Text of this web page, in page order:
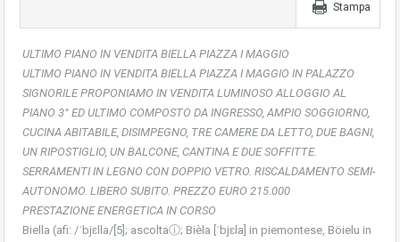
Stampa
ULTIMO PIANO IN VENDITA BIELLA PIAZZA I MAGGIO
ULTIMO PIANO IN VENDITA BIELLA PIAZZA I MAGGIO IN PALAZZO
SIGNORILE PROPONIAMO IN VENDITA LUMINOSO ALLOGGIO AL
PIANO 3° ED ULTIMO COMPOSTO DA INGRESSO, AMPIO SOGGIORNO,
CUCINA ABITABILE, DISIMPEGNO, TRE CAMERE DA LETTO, DUE BAGNI,
UN RIPOSTIGLIO, UN BALCONE, CANTINA E DUE SOFFITTE.
SERRAMENTI IN LEGNO CON DOPPIO VETRO. RISCALDAMENTO SEMI-
AUTONOMO. LIBERO SUBITO. PREZZO EURO 215.000
PRESTAZIONE ENERGETICA IN CORSO
Biella (afi: /ˈbjɛlla/[5]; ascoltaⓘ; Bièla [ˈbjɛla] in piemontese, Böielu in